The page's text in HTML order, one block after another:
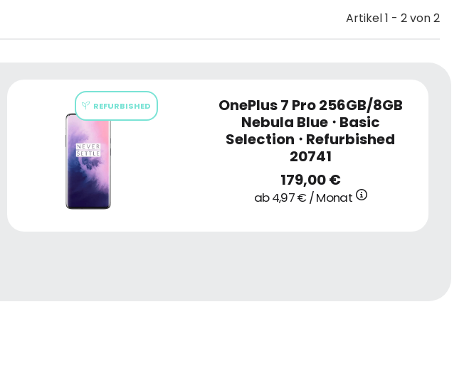
Artikel 1 - 2 von 2
REFURBISHED
OnePlus 7 Pro 256GB/8GB
Nebula Blue・Basic
Selection・Refurbished
20741
179,00 €
ab 4,97 € / Monat